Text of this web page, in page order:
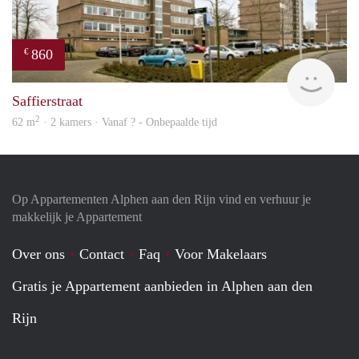
€ 860
Saffierstraat
62 m2 · 2 kamers · Vanaf ? - Onbepaalde tijd
Op Appartementen Alphen aan den Rijn vind en verhuur je
makkelijk je Appartement
Over ons Contact Faq
Voor Makelaars
Gratis je Appartement aanbieden in Alphen aan den
Rijn